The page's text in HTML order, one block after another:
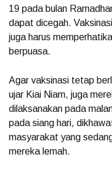
19 pada bulan
dapat dicegah.
juga harus
berpuasa.
Agar vaksinasi tetap
ujar Kiai Niam, juga
dilaksanakan pada
pada siang hari,
masyarakat yang
mereka lemah.